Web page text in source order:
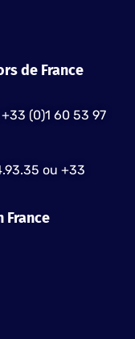
de France
(0)1 60 53 97
ou +33
France